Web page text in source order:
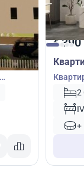
€390
Кипр2